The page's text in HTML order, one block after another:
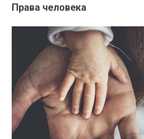
Права человека